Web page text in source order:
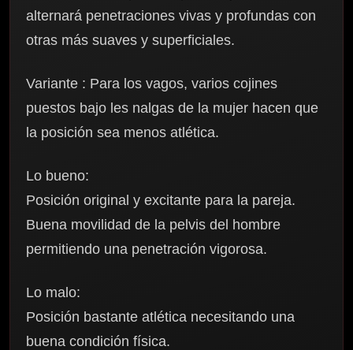
alternará penetraciones vivas y profundas con
otras más suaves y superficiales.
Variante : Para los vagos, varios cojines
puestos bajo les nalgas de la mujer hacen que
la posición sea menos atlética.
Lo bueno:
Posición original y excitante para la pareja.
Buena movilidad de la pelvis del hombre
permitiendo una penetración vigorosa.
Lo malo:
Posición bastante atlética necesitando una
buena condición física.